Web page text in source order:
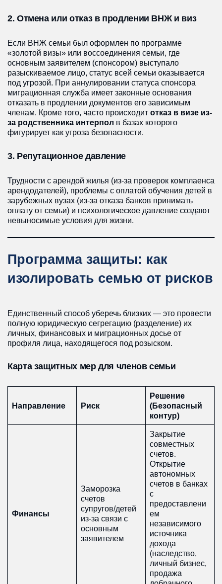
2. Отмена или отказ в продлении ВНЖ и виз
Если ВНЖ семьи был оформлен по программе
«золотой визы» или воссоединения семьи, где
основным заявителем (спонсором) выступало
разыскиваемое лицо, статус всей семьи оказывается
под угрозой. При аннулировании статуса спонсора
миграционная служба имеет законные основания
отказать в продлении документов его зависимым
членам. Кроме того, часто происходит отказ в визе из-
за родственника интерпол в базах которого
фигурирует как угроза безопасности.
3. Репутационное давление
Трудности с арендой жилья (из-за проверок комплаенса
арендодателей), проблемы с оплатой обучения детей в
зарубежных вузах (из-за отказа банков принимать
оплату от семьи) и психологическое давление создают
невыносимые условия для жизни.
Программа защиты: как
изолировать семью от рисков
Единственный способ уберечь близких — это провести
полную юридическую сегрегацию (разделение) их
личных, финансовых и миграционных досье от
профиля лица, находящегося под розыском.
Карта защитных мер для членов семьи
Направление Риск
Решение
(Безопасный
контур)
Финансы
Заморозка
счетов
супругов/детей
из-за связи с
основным
заявителем
Закрытие
совместных
счетов.
Открытие
автономных
счетов в банках
с
предоставлени
ем
независимого
источника
дохода
(наследство,
личный бизнес,
продажа